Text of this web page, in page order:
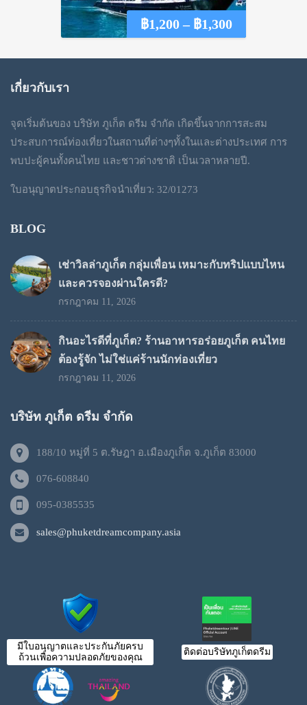
฿1,200 – ฿1,300Price
เกี่ยวกับเรา
จุดเริ่มต้นของ บริษัท ภูเก็ต ดรีม จำกัด เกิดขึ้นจากการสะสม
ประสบการณ์ท่องเที่ยวในสถานที่ต่างๆทั้งในและต่างประเทศ การ
พบปะผู้คนทั้งคนไทย และชาวต่างชาติ เป็นเวลาหลายปี.
ใบอนุญาตประกอบธุรกิจนำเที่ยว: 32/01273
BLOG
เช่าวิลล่าภูเก็ต กลุ่มเพื่อน เหมาะกับทริปแบบไหน
และควรจองผ่านใครดี?
กรกฎาคม 11, 2026
กินอะไรดีที่ภูเก็ต? ร้านอาหารอร่อยภูเก็ต คนไทย
ต้องรู้จัก ไม่ใช่แค่ร้านนักท่องเที่ยว
กรกฎาคม 11, 2026
บริษัท ภูเก็ต ดรีม จำกัด
188/10 หมู่ที่ 5 ต.รัษฎา อ.เมืองภูเก็ต จ.ภูเก็ต 83000
076-608840
095-0385535
sales@phuketdreamcompany.asia
มีใบอนุญาตและประกันภัยครบ
ถ้วนเพื่อความปลอดภัยของคุณ
ติดต่อบริษัทภูเก็ตดรีม